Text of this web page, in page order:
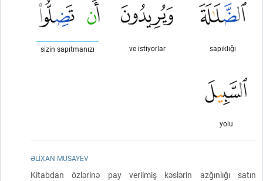
sapıklığı
ve istiyorlar
sizin sapıtmanızı
yolu
ƏLIXAN MUSAYEV
Kitabdan özlərinə pay verilmiş kəslərin azğınlığı satın